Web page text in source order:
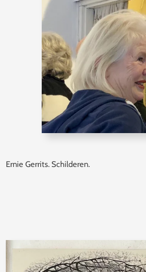
Ernie Gerrits. Schilderen.